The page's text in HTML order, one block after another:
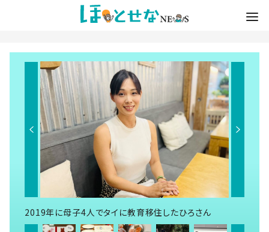
2019年に母子4人でタイに教育移住したひろさん